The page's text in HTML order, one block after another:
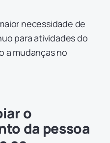
necessidade de
para atividades do
a mudanças no
o
da pessoa